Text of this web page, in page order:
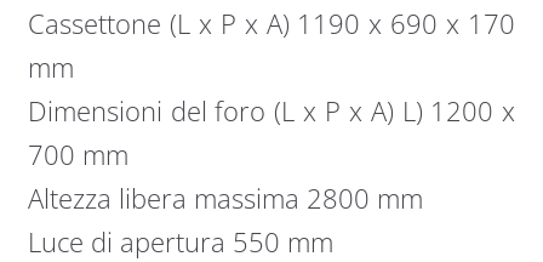
Cassettone (L x P x A) 1190 x 690 x 170
mm
Dimensioni del foro (L x P x A) L) 1200 x
700 mm
Altezza libera massima 2800 mm
Luce di apertura 550 mm